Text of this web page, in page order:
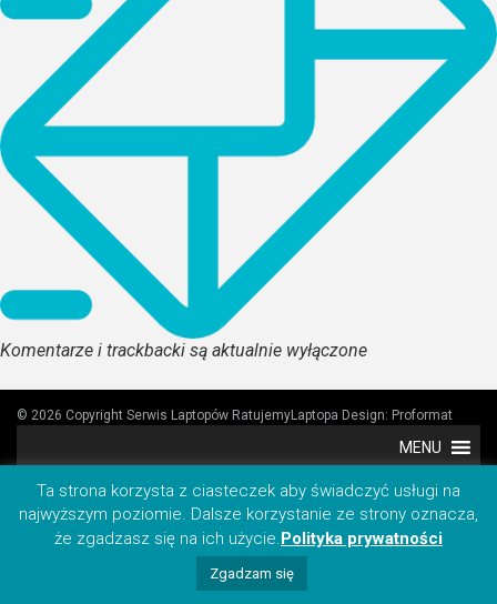
Komentarze i trackbacki są aktualnie wyłączone
© 2026 Copyright Serwis Laptopów RatujemyLaptopa Design: Proformat
MENU
Ta strona korzysta z ciasteczek aby świadczyć usługi na
najwyższym poziomie. Dalsze korzystanie ze strony oznacza,
że zgadzasz się na ich użycie.Polityka prywatności
Zgadzam się